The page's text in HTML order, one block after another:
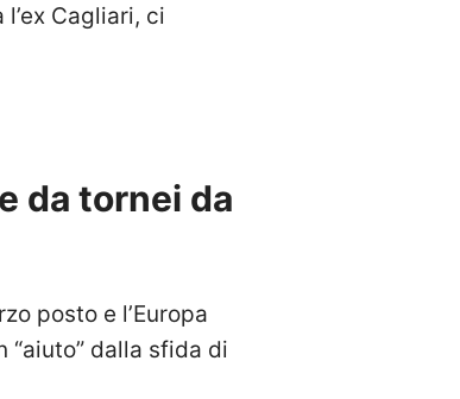
Cagliari, ci
da tornei da
posto e l’Europa
dalla sfida di